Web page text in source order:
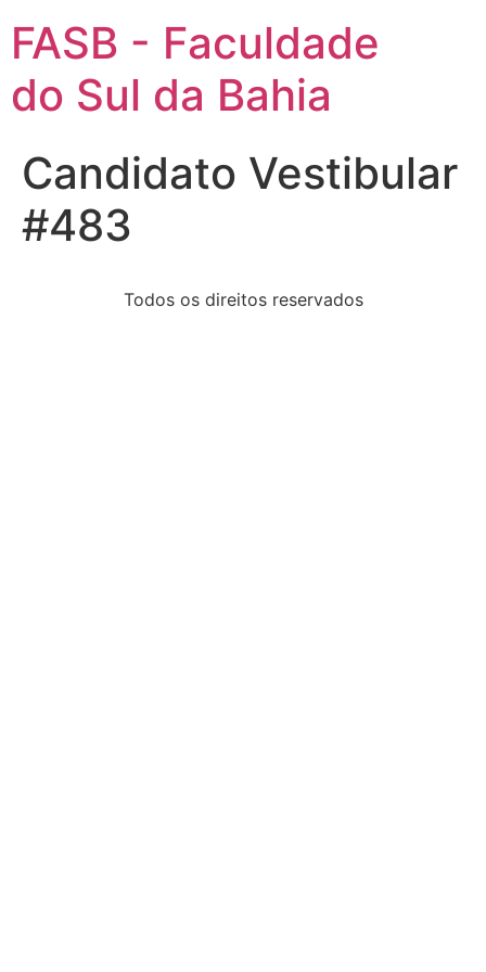
FASB - Faculdade
do Sul da Bahia
Candidato Vestibular
#483
Todos os direitos reservados